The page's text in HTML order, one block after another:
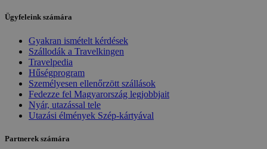
Ügyfeleink számára
Gyakran ismételt kérdések
Szállodák a Travelkingen
Travelpedia
Hűségprogram
Személyesen ellenőrzött szállások
Fedezze fel Magyarország legjobbjait
Nyár, utazással tele
Utazási élmények Szép-kártyával
Partnerek számára